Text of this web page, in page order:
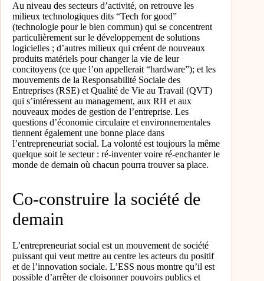
Au niveau des secteurs d’activité, on retrouve les
milieux technologiques dits “Tech for good”
(technologie pour le bien commun) qui se concentrent
particulièrement sur le développement de solutions
logicielles ; d’autres milieux qui créent de nouveaux
produits matériels pour changer la vie de leur
concitoyens (ce que l’on appellerait “hardware”); et les
mouvements de la Responsabilité Sociale des
Entreprises (RSE) et Qualité de Vie au Travail (QVT)
qui s’intéressent au management, aux RH et aux
nouveaux modes de gestion de l’entreprise. Les
questions d’économie circulaire et environnementales
tiennent également une bonne place dans
l’entrepreneuriat social. La volonté est toujours la même
quelque soit le secteur : ré-inventer voire ré-enchanter le
monde de demain où chacun pourra trouver sa place.
Co-construire la société de
demain
L’entrepreneuriat social est un mouvement de société
puissant qui veut mettre au centre les acteurs du positif
et de l’innovation sociale. L’ESS nous montre qu’il est
possible d’arrêter de cloisonner pouvoirs publics et